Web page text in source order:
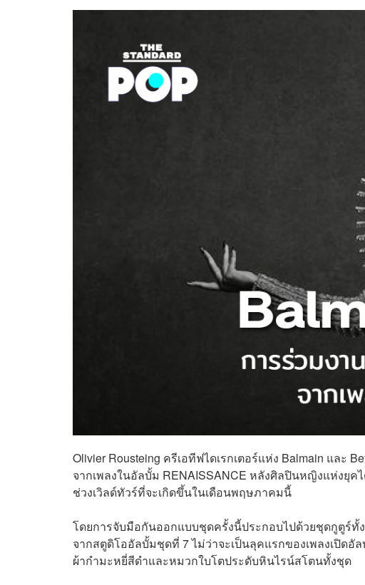
Olivier Rousteing ครีเอทีฟไดเรกเตอร์แห่ง Balmain และ
จากเพลงในอัลบั้ม RENAISSANCE หลังศิลปินหญิงแห่งยุค
ช่วงเวิลด์ทัวร์ที่จะเกิดขึ้นในเดือนพฤษภาคมนี้
โดยการจับมือกันออกแบบชุดครั้งนี้ประกอบไปด้วยชุดกูตูร์ทั้
จากสตูดิโออัลบั้มชุดที่ 7 ไม่ว่าจะเป็นลุคแรกของเพลงเปิดอั
ผ้ากำมะหยี่สีดำและหมวกใบโตประดับหินไรน์สโตนทั้งชุด